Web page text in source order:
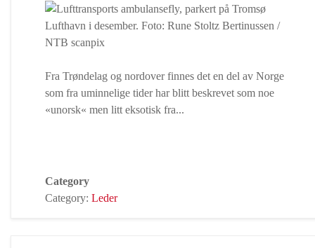
Fra Trøndelag og nordover finnes det en del av Norge
som fra uminnelige tider har blitt beskrevet som noe
«unorsk« men litt eksotisk fra...
Category
Category: Leder